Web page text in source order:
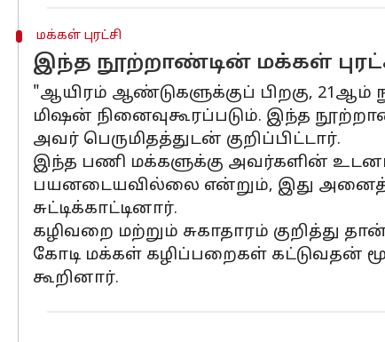
மக்கள் புரட்சி
இந்த நூற்றாண்டின் மக்கள்
"ஆயிரம் ஆண்டுகளுக்குப் பிறகு,
மிஷன் நினைவுகூரப்படும். இந்த
அவர் பெருமிதத்துடன் குறிப்பிட்டார்.
இந்த பணி மக்களுக்கு அவர்களின்
பயனடையவில்லை என்றும், இது
சுட்டிக்காட்டினார்.
கழிவறை மற்றும் சுகாதாரம் குறித்து
கோடி மக்கள் கழிப்பறைகள் கட்டுவதன்
கூறினார்.